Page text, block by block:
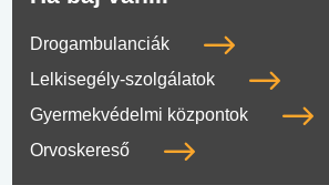
Drogambulanciák
Lelkisegély-szolgálatok
Gyermekvédelmi központok
Orvoskereső